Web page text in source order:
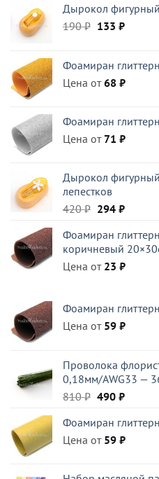
Дырокол
190₽
190 ₽.
133 ₽Текущая
Фоамиран
Цена от68 ₽
Фоамиран
Цена от 71 ₽
Дырокол
лепестков
420₽
составляла
420 ₽.
294 ₽Текущая
294 ₽.
Фоамиран
коричневый
Цена от 23 ₽
Фоамиран
Цена от 59 ₽
Проволока
0,18мм/AWG33 —
810₽
составляла
810 ₽.
490 ₽Текущая
490 ₽.
Фоамиран
Цена от 59 ₽